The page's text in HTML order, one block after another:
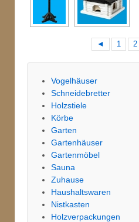
◄ 1 2
Vogelhäuser
Schneidebretter
Holzstiele
Körbe
Garten
Gartenhäuser
Gartenmöbel
Sauna
Zuhause
Haushaltswaren
Nistkasten
Holzverpackungen